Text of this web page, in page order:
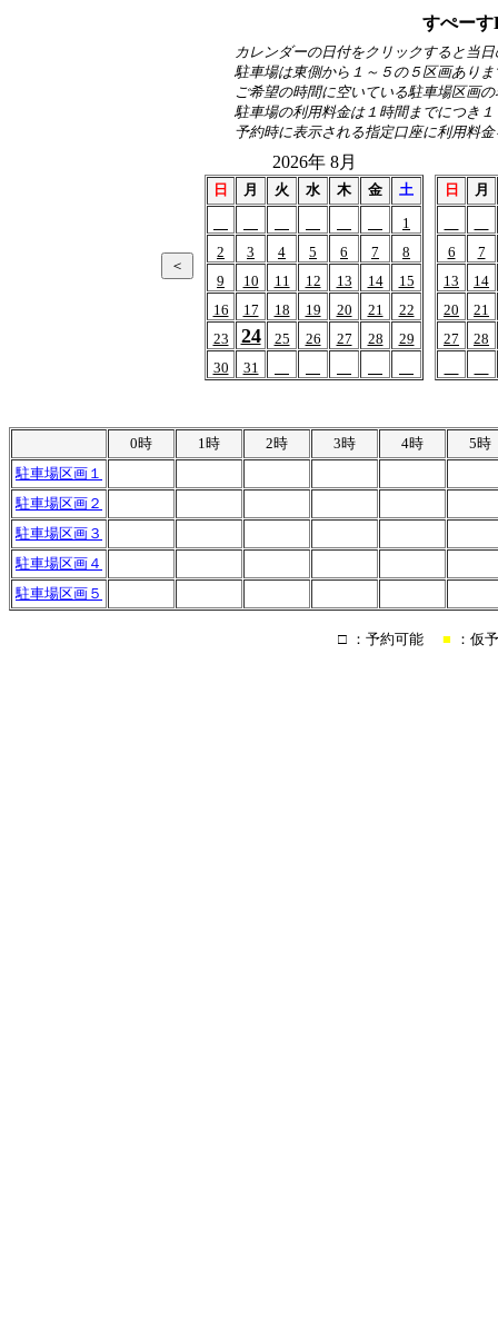
すぺー
カレンダーの日付をクリックすると当
駐車場は東側から１～５の５区画ありま
ご希望の時間に空いている駐車場区画
駐車場の利用料金は１時間までにつき
予約時に表示される指定口座に利用料
2026年 8月
日 月 火 水 木 金
土
1
2
3 4 5 6 7
8
9
10 11 12 13 14
15
16
17 18 19 20 21
22
23
24 25 26 27 28
29
30
31
日 月
6
7
13
14
20
21
27
28
0時 1時 2時 3時 4時
5時
駐車場区画１
駐車場区画２
駐車場区画３
駐車場区画４
駐車場区画５
□ ：予約可能 ■ ：仮